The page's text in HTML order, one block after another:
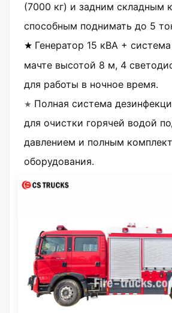
(7000 кг) и задним складным
способным поднимать до 5
★ Генератор 15 кВА +
мачте высотой 8 м, 4
для работы в ночное время.
★ Полная система
для очистки горячей водой
давлением и полным
оборудования.